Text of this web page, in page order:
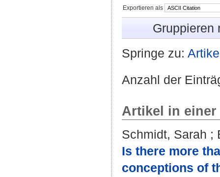
Exportieren als
Gruppieren
Springe zu:
Anzahl der
Artikel in
Schmidt, Sarah ;
Is there more
conceptions of